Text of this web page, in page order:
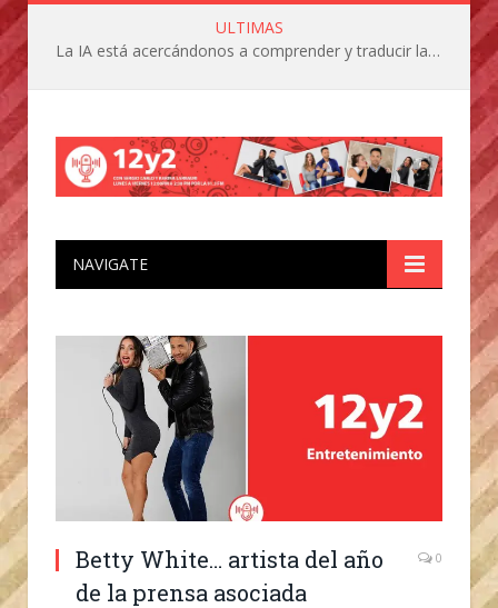
ULTIMAS
La IA está acercándonos a comprender y traducir las vocalizaciones y comportamientos de nuestras mascotas
NAVIGATE
Betty White… artista del año
de la prensa asociada
0